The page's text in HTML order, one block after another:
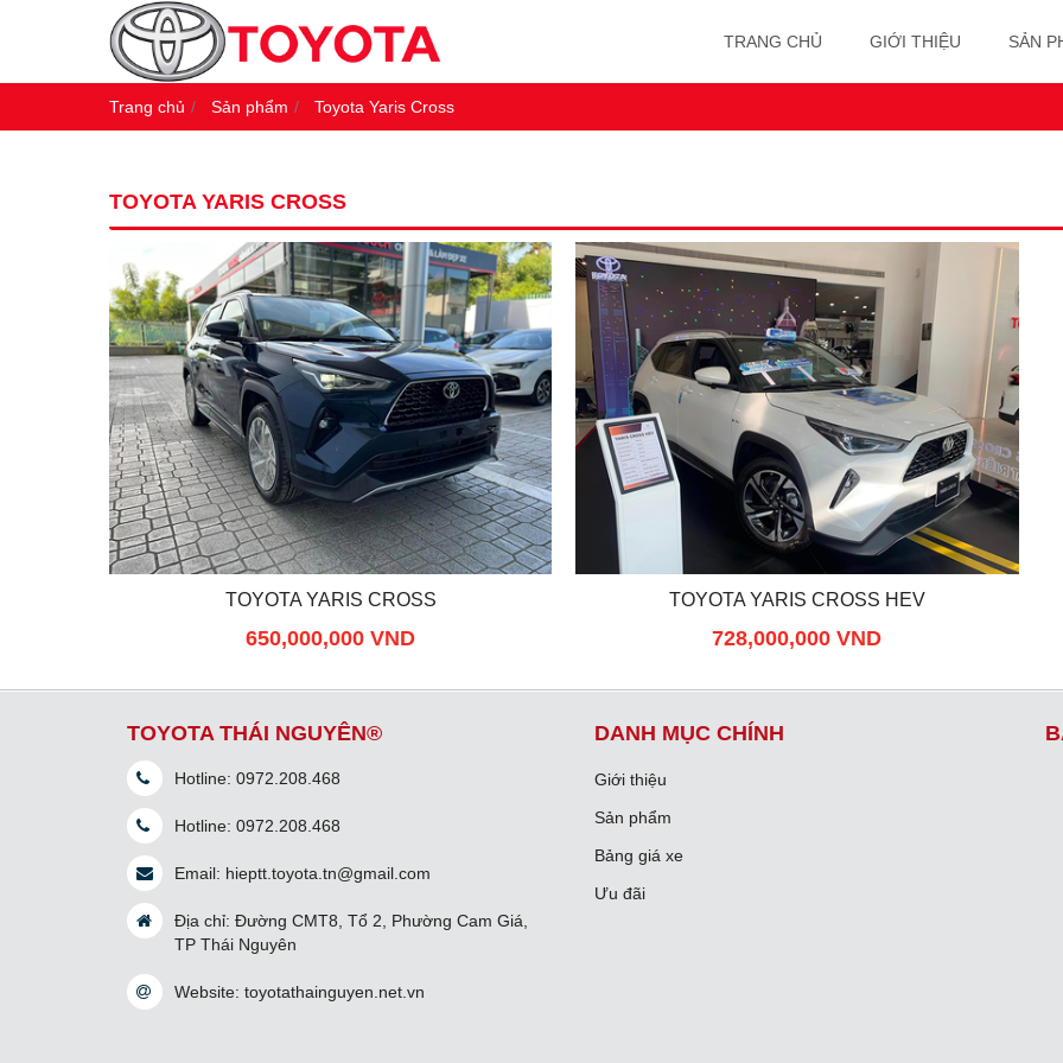
TRANG CHỦ GIỚI THIỆU SẢN
Trang chủ Sản phẩm Toyota Yaris Cross
TOYOTA YARIS CROSS
TOYOTA YARIS CROSS
650,000,000 VND
TOYOTA YARIS CROSS HEV
728,000,000 VND
TOYOTA THÁI NGUYÊN®
Hotline: 0972.208.468
Hotline: 0972.208.468
Email: hieptt.toyota.tn@gmail.com
Địa chỉ: Đường CMT8, Tổ 2, Phường Cam Giá,
TP Thái Nguyên
Website: toyotathainguyen.net.vn
DANH MỤC CHÍNH
Giới thiệu
Sản phẩm
Bảng giá xe
Ưu đãi